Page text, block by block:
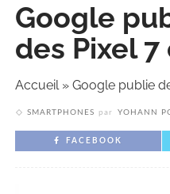
Google
des Pixel 7
Accueil» Google publie
SMARTPHONES par YOHANN
FACEBOOK